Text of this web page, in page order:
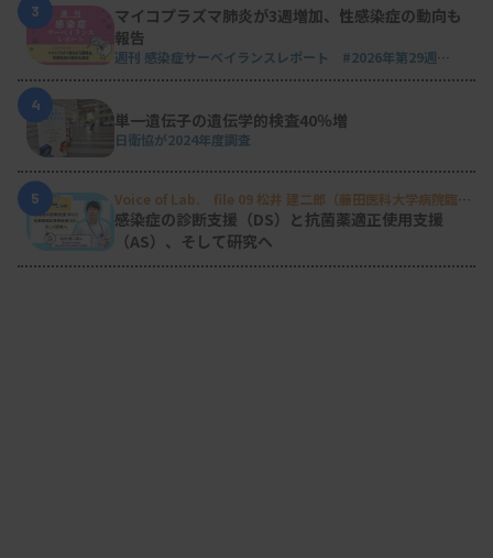
3
マイコプラズマ肺炎が3週増加、性感染症の動向も
報告
週刊 感染症サーベイランスレポート #2026年第29週
4
単一遺伝子の遺伝学的検査40％増
日衛協が2024年度調査
5
Voice of Lab. file 09 松井 建二郎（藤田医科大学病院臨床
検査部微生物遺伝子検査室）
感染症の診断支援（DS）と抗菌薬適正使用支援
（AS）、そして研究へ